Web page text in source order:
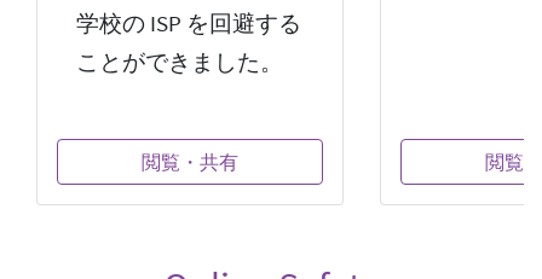
学校の ISP を回避する
ことができました。
閲覧・共有 閲覧